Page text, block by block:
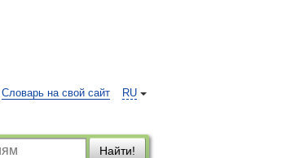
RU
Словарь на свой сайт
Найти!